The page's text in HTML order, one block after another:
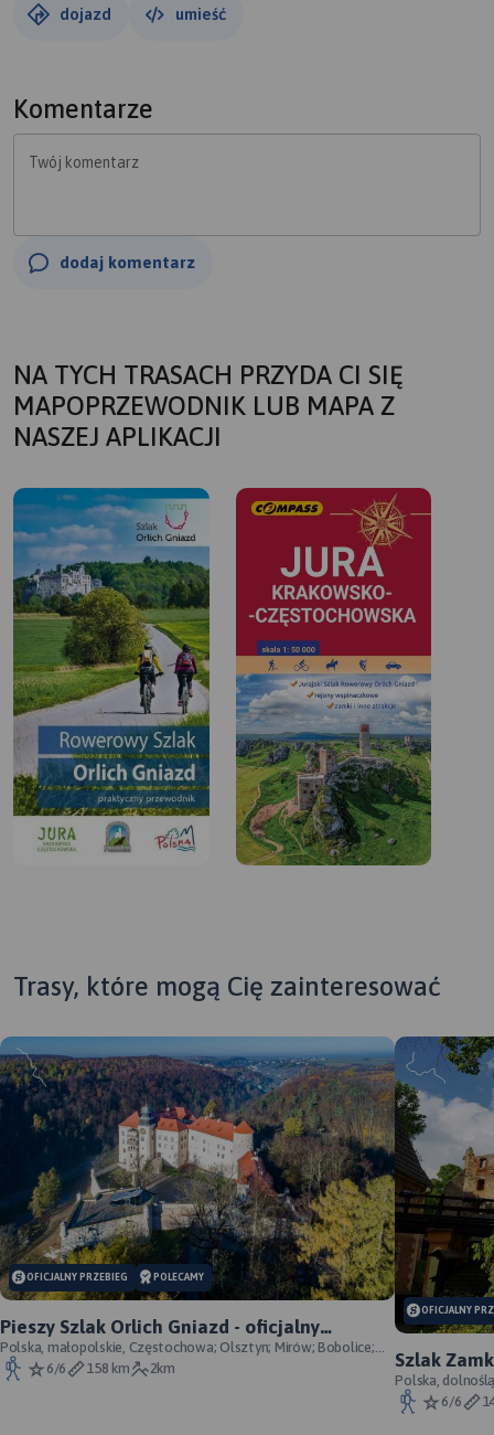
dojazd umieść
Komentarze
Twój komentarz
dodaj komentarz
NA TYCH TRASACH PRZYDA CI SIĘ
MAPOPRZEWODNIK LUB MAPA Z
NASZEJ APLIKACJI
MAPA TURYSTYCZNA W
Szlak Orlich Gniazd to
„rowerowy klasyk”. Jest
Trasy, które mogą Cię zainteresować
OFICJALNY PRZEBIEG POLECAMY
Pieszy Szlak Orlich Gniazd - oficjalny
przebieg szlaku
Polska, małopolskie, Częstochowa; Olsztyn; Mirów; Bobolice;
Morsko; Ogrodzieniec; Pilica; Smoleń; By
6/6 158 km 2km
OFICJALNY
Szlak
przebieg
Polska,
Śląskie, powiat
6/6